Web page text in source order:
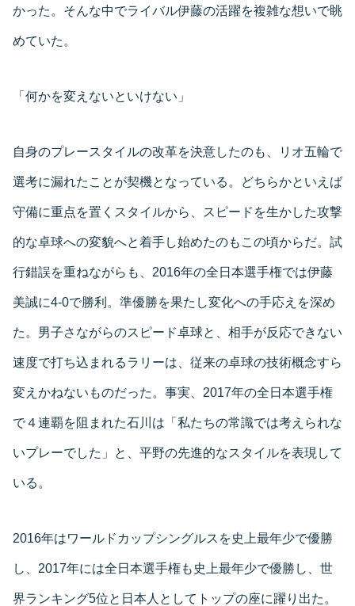
かった。そんな中でライバル伊藤の活躍を複雑な想いで眺
めていた。
「何かを変えないといけない」
自身のプレースタイルの改革を決意したのも、リオ五輪で
選考に漏れたことが契機となっている。どちらかといえば
守備に重点を置くスタイルから、スピードを生かした攻撃
的な卓球への変貌へと着手し始めたのもこの頃からだ。試
行錯誤を重ねながらも、2016年の全日本選手権では伊藤
美誠に4-0で勝利。準優勝を果たし変化への手応えを深め
た。男子さながらのスピード卓球と、相手が反応できない
速度で打ち込まれるラリーは、従来の卓球の技術概念すら
変えかねないものだった。事実、2017年の全日本選手権
で４連覇を阻まれた石川は「私たちの常識では考えられな
いプレーでした」と、平野の先進的なスタイルを表現して
いる。
2016年はワールドカップシングルスを史上最年少で優勝
し、2017年には全日本選手権も史上最年少で優勝し、世
界ランキング5位と日本人としてトップの座に躍り出た。